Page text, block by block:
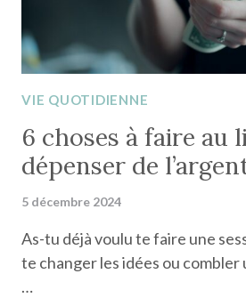
VIE QUOTIDIENNE
6 choses à faire au
dépenser de
5 décembre 2024
As-tu déjà voulu te faire une
te changer les idées ou combler
…